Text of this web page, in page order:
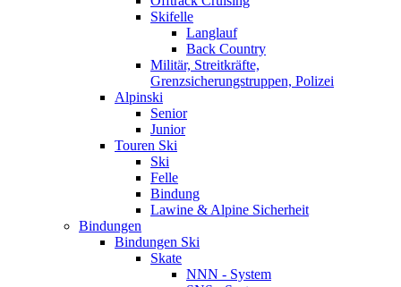
Skifelle
Langlauf
Back Country
Militär, Streitkräfte,
Grenzsicherungstruppen, Polizei
Alpinski
Senior
Junior
Touren Ski
Ski
Felle
Bindung
Lawine & Alpine Sicherheit
Bindungen
Bindungen Ski
Skate
NNN - System